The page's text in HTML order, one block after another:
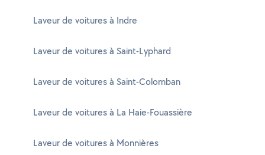
Laveur de voitures à Indre
Laveur de voitures à Saint-Lyphard
Laveur de voitures à Saint-Colomban
Laveur de voitures à La Haie-Fouassière
Laveur de voitures à Monnières